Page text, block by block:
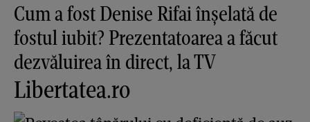
Cum a fost Denise Rifai înșelată de
fostul iubit? Prezentatoarea a făcut
dezvăluirea în direct, la TV
Libertatea.ro